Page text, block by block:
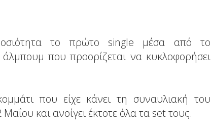
το πρώτο single μέσα από το
που προορίζεται να κυκλοφορήσει
που είχε κάνει τη συναυλιακή του
και ανοίγει έκτοτε όλα τα set τους.